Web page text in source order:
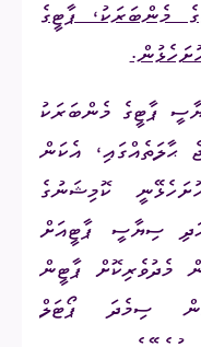
މެންބަރަކު، ޕާޓީގެ
ޕާޓީގެ މެންބަރަކު
ޙާލަތެއްގައި، އެކަން
ކޮމިޝަނުގެ
ސިޔާސީ ޕާޓީއަށް
މެދުވެރިކޮށް ޕާޓީން
ސިމެދަ ޕޯޓަލް